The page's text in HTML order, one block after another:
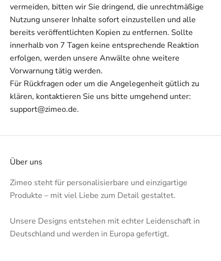
vermeiden, bitten wir Sie dringend, die unrechtmäßige
Nutzung unserer Inhalte sofort einzustellen und alle
bereits veröffentlichten Kopien zu entfernen. Sollte
innerhalb von 7 Tagen keine entsprechende Reaktion
erfolgen, werden unsere Anwälte ohne weitere
Vorwarnung tätig werden.
Für Rückfragen oder um die Angelegenheit gütlich zu
klären, kontaktieren Sie uns bitte umgehend unter:
support@zimeo.de.
Über uns
Zimeo steht für personalisierbare und einzigartige
Produkte – mit viel Liebe zum Detail gestaltet.
Unsere Designs entstehen mit echter Leidenschaft in
Deutschland und werden in Europa gefertigt.